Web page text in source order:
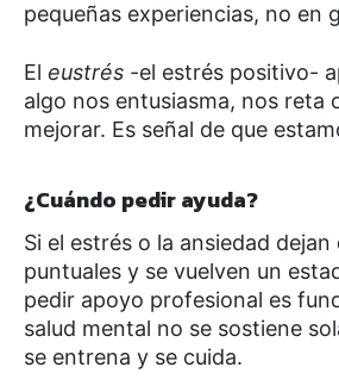
pequeñas experiencias, no en
El eustrés -el estrés positivo-
algo nos entusiasma, nos reta
mejorar. Es señal de que
¿Cuándo pedir ayuda?
Si el estrés o la ansiedad dejan
puntuales y se vuelven un
pedir apoyo profesional es
salud mental no se sostiene
se entrena y se cuida.